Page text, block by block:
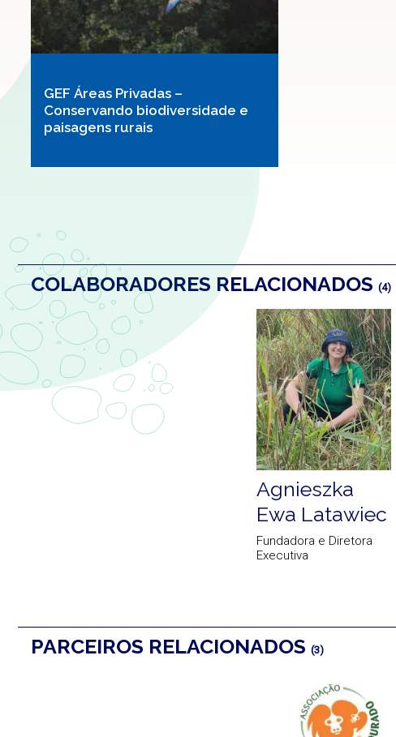
GEF Áreas Privadas –
Conservando biodiversidade e
paisagens rurais
COLABORADORES RELACIONADOS (4)
Agnieszka
Ewa Latawiec
Fundadora e Diretora
Executiva
PARCEIROS RELACIONADOS (3)